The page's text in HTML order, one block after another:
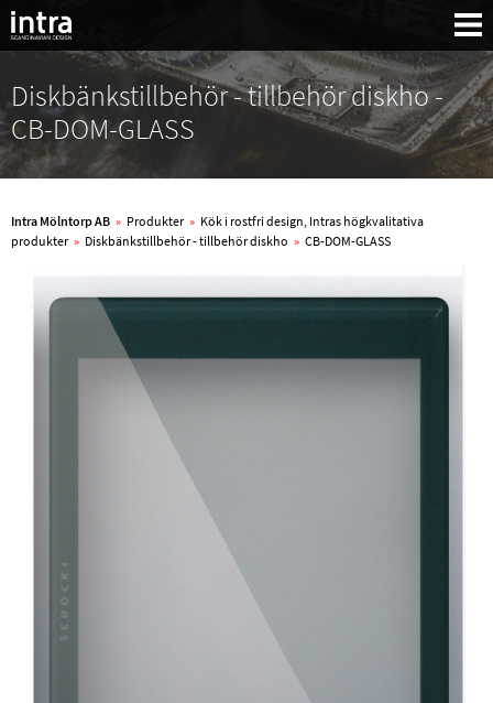
Diskbänkstillbehör - tillbehör diskho -
CB-DOM-GLASS
Intra Mölntorp AB » Produkter » Kök i rostfri design, Intras högkvalitativa
produkter » Diskbänkstillbehör - tillbehör diskho » CB-DOM-GLASS